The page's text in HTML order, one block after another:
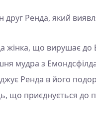
Ренда, який
що вирушає до
мудра з
Ренда в його
що приєднується до